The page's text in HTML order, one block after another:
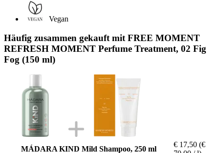
Vegan
Häufig zusammen gekauft mit FREE MOMENT
REFRESH MOMENT Perfume Treatment, 02 Fig
Fog (150 ml)
MÁDARA KIND Mild Shampoo, 250 ml
€ 17,50 (€